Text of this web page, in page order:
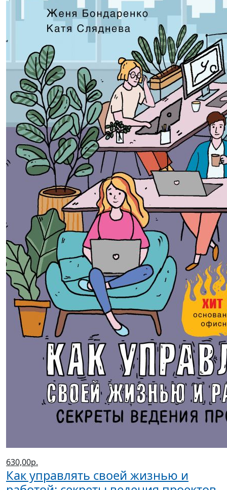
Как управлять своей жизнью и
работой: секреты ведения проектов
(2022 г.)